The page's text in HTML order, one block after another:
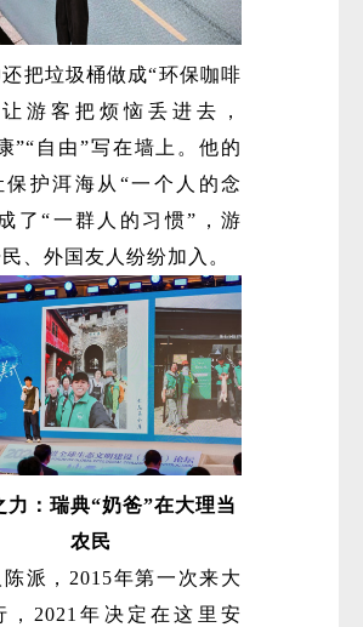
把垃圾桶做成“环保咖啡
游客把烦恼丢进去，
”“自由”写在墙上。他的
保护洱海从“一个人的念
了“一群人的习惯”，游
、外国友人纷纷加入。
力：瑞典“奶爸”在大理当
农民
派，2015年第一次来大
，2021年决定在这里安